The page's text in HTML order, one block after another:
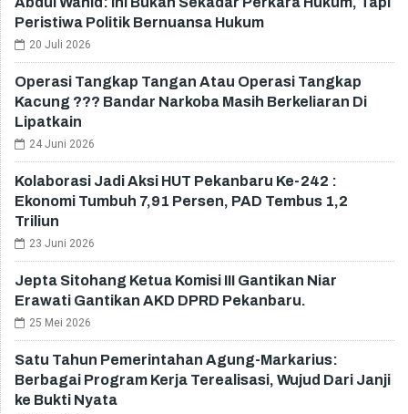
Peristiwa Politik Bernuansa Hukum
20 Juli 2026
Operasi Tangkap Tangan Atau Operasi Tangkap
Kacung ??? Bandar Narkoba Masih Berkeliaran Di
Lipatkain
24 Juni 2026
Kolaborasi Jadi Aksi HUT Pekanbaru Ke-242 :
Ekonomi Tumbuh 7,91 Persen, PAD Tembus 1,2
Triliun
23 Juni 2026
Jepta Sitohang Ketua Komisi III Gantikan Niar
Erawati Gantikan AKD DPRD Pekanbaru.
25 Mei 2026
Satu Tahun Pemerintahan Agung-Markarius:
Berbagai Program Kerja Terealisasi, Wujud Dari Janji
ke Bukti Nyata